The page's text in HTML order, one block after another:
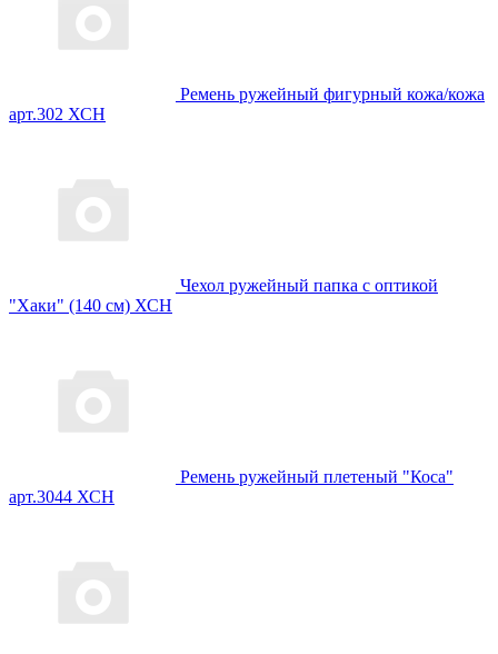
Ремень ружейный фигурный кожа/кожа
арт.302 ХСН
Чехол ружейный папка с оптикой
"Хаки" (140 см) ХСН
Ремень ружейный плетеный "Коса"
арт.3044 ХСН